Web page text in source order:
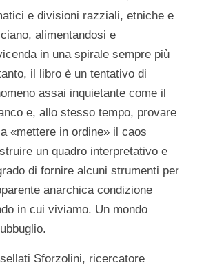
e divisioni razziali, etniche e
alimentandosi e
in una spirale sempre più
il libro è un tentativo di
assai inquietante come il
e, allo stesso tempo, provare
«mettere in ordine» il caos
un quadro interpretativo e
di fornire alcuni strumenti per
anarchica condizione
in cui viviamo. Un mondo
Sforzolini, ricercatore